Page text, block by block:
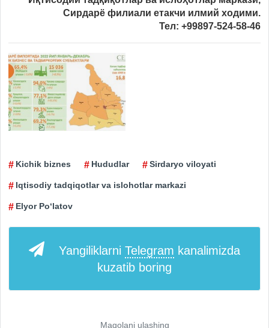
Сирдарё филиали етакчи илмий ходими.
Тел: +99897-524-58-46
Kichik biznes Hududlar Sirdaryo viloyati
Iqtisodiy tadqiqotlar va islohotlar markazi
Elyor Po‘latov
Yangiliklarni Telegram kanalimizda
kuzatib boring
Maqolani ulashing